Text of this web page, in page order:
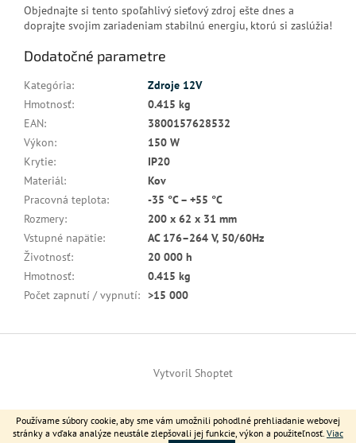
Používame súbory cookie, aby sme vám umožnili pohodlné prehliadanie webovej
stránky a vďaka analýze neustále zlepšovali jej funkcie, výkon a použiteľnosť. Viac
Objednajte si tento spoľahlivý sieťový zdroj ešte dnes a
doprajte svojim zariadeniam stabilnú energiu, ktorú si zaslúžia!
Dodatočné parametre
Kategória:
Zdroje 12V
Hmotnosť:
0.415 kg
EAN:
3800157628532
Výkon:
150 W
Krytie:
IP20
Materiál:
Kov
Pracovná teplota:
-35 °C – +55 °C
Rozmery:
200 x 62 x 31 mm
Vstupné napätie:
AC 176–264 V, 50/60Hz
Životnosť:
20 000 h
Hmotnosť:
0.415 kg
Počet zapnutí / vypnutí: >15 000
t
Vytvoril Shoptet
Copyright 2026V-TAC Slovensko. Všetky práva vyhradené.